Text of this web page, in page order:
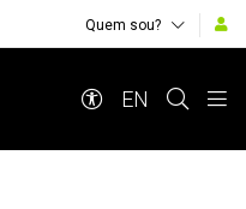
Quem sou?
EN